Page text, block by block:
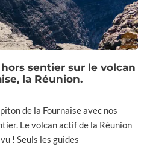
sentier sur le volcan
la Réunion.
de la Fournaise avec nos
Le volcan actif de la Réunion
! Seuls les guides